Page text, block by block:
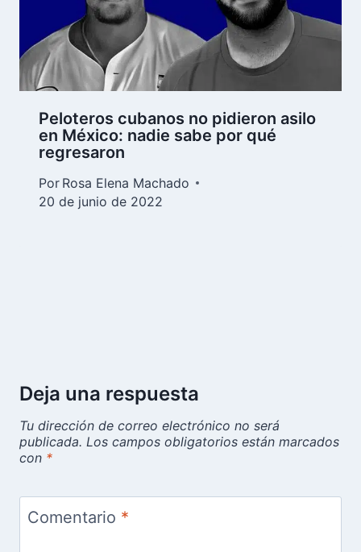
Peloteros cubanos no pidieron asilo
en México: nadie sabe por qué
regresaron
Por Rosa Elena Machado
20 de junio de 2022
Deja una respuesta
Tu dirección de correo electrónico no será
publicada. Los campos obligatorios están marcados
con *
Comentario *